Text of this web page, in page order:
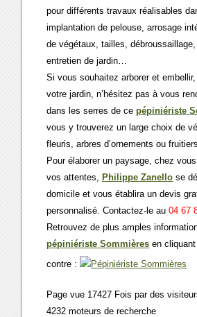
pour différents travaux réalisables
implantation de pelouse, arrosage
de végétaux, tailles,
entretien de jardin…
Si vous souhaitez arborer et
votre jardin, n’hésitez pas à vous
dans les serres de cepépiniériste
vous y trouverez un large choix de
fleuris, arbres d’ornements ou
Pour élaborer un paysage, chez
vos attentes, Philippe Zanello se
domicile et vous établira un devis
personnalisé. Contactez-le au04 67
Retrouvez de plus amples
pépiniériste Sommières en
contre :
Page vue 17427 Fois par des
4232 moteurs de recherche